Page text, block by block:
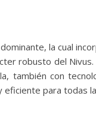
la cual
robusto del Nivus.
también con
eficiente para todas